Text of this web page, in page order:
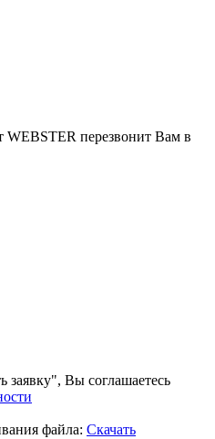
WEBSTER перезвонит Вам в
Вы соглашаетесь
файла: Скачать